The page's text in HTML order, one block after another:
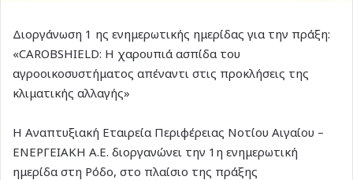
Διοργάνωση 1 ης ενημερωτικής ημερίδας για την πράξη:
«CAROBSHIELD: Η χαρουπιά ασπίδα του
αγροοικοσυστήματος απέναντι στις προκλήσεις της
κλιματικής αλλαγής»
Η Αναπτυξιακή Εταιρεία Περιφέρειας Νοτίου Αιγαίου –
ΕΝΕΡΓΕΙΑΚΗ Α.Ε. διοργανώνει την 1η ενημερωτική
ημερίδα στη Ρόδο, στο πλαίσιο της πράξης